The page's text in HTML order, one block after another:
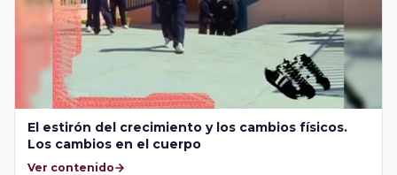
El estirón del crecimiento y los cambios físicos.
Los cambios en el cuerpo
Ver contenido